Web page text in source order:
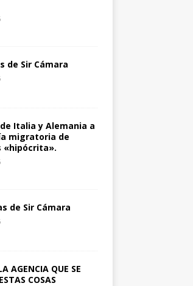
de Sir Cámara
Italia y Alemania a
migratoria de
«hipócrita».
de Sir Cámara
AGENCIA QUE SE
COSAS